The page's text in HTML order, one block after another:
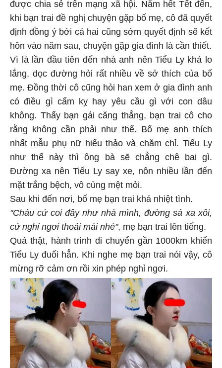
được chia sẻ trên mạng xã hội. Năm hết Tết đến,
khi bạn trai đề nghị chuyện gặp bố mẹ, cô đã quyết
định đồng ý bởi cả hai cũng sớm quyết định sẽ kết
hôn vào năm sau, chuyện gặp gia đình là cần thiết.
Vì là lần đầu tiên đến nhà anh nên Tiểu Ly khá lo
lắng, dọc đường hỏi rất nhiều về sở thích của bố
mẹ. Đồng thời cô cũng hỏi han xem ở gia đình anh
có điều gì cấm kỵ hay yêu cầu gì với con dâu
không. Thấy bạn gái căng thẳng, bạn trai cô cho
rằng không cần phải như thế. Bố mẹ anh thích
nhất mẫu phụ nữ hiếu thảo và chăm chỉ. Tiểu Ly
như thế này thì ông bà sẽ chẳng chê bai gì.
Đường xa nên Tiểu Ly say xe, nôn nhiều lần đến
mặt trắng bệch, vô cùng mệt mỏi.
Sau khi đến nơi, bố mẹ bạn trai khá nhiệt tình.
"Cháu cứ coi đây như nhà mình, đường sá xa xôi,
cứ nghỉ ngơi thoải mái nhé", mẹ bạn trai lên tiếng.
Quả thật, hành trình di chuyển gần 1000km khiến
Tiểu Ly đuối hẳn. Khi nghe mẹ bạn trai nói vậy, cô
mừng rỡ cảm ơn rồi xin phép nghỉ ngơi.